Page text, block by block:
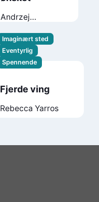
Andrzej
Imaginært sted
Eventyrlig
Spennende
Fjerde ving
Rebecca Yarros